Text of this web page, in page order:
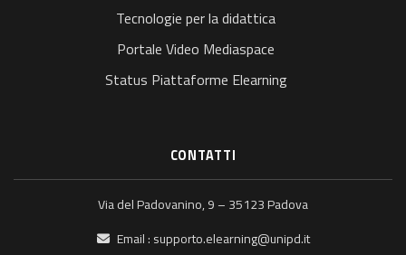
Tecnologie per la didattica
Portale Video Mediaspace
Status Piattaforme Elearning
CONTATTI
Via del Padovanino, 9 – 35123 Padova
Email : supporto.elearning@unipd.it